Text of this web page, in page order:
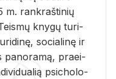
m. rank­raš­ti­nių
kny­gų tu­ri­
so­cia­li­nę ir
pa­no­ra­mą, pra­ei­
psi­cho­lo­